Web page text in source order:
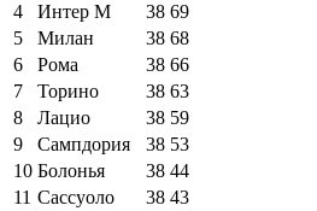
4
Интер М 38 69
5
Милан 38 68
6
Рома 38 66
7
Торино 38 63
8
Лацио 38 59
9
Сампдория 38 53
10 Болонья 38 44
11 Сассуоло 38 43